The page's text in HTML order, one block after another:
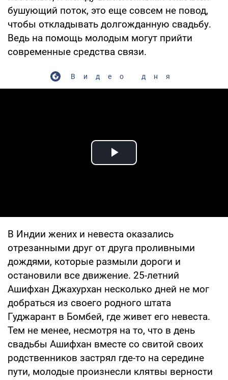
бушующий поток, это еще совсем не повод,
чтобы откладывать долгожданную свадьбу.
Ведь на помощь молодым могут прийти
современные средства связи.
Видео дня
Play Video
В Индии жених и невеста оказались
отрезанными друг от друга проливными
дождями, которые размыли дороги и
остановили все движение. 25-летний
Ашифхан Джахурхан несколько дней не мог
добраться из своего родного штата
Гуджарант в Бомбей, где живет его невеста.
Тем не менее, несмотря на то, что в день
свадьбы Ашифхан вместе со свитой своих
родственников застрял где-то на середине
пути, молодые произнесли клятвы верности